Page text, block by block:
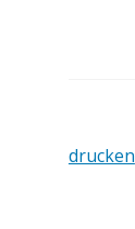
drucken